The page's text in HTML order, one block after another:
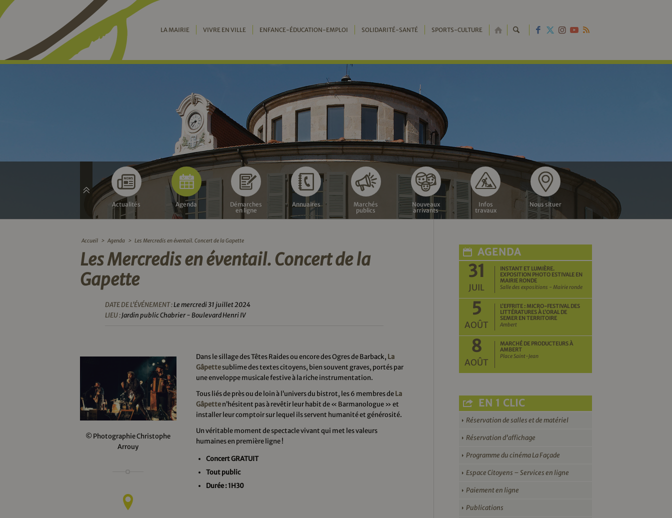
LA MAIRIE VIVRE EN VILLE ENFANCE-ÉDUCATION-EMPLOI SOLIDARITÉ-SANTÉ SPORTS-CULTURE RETOUR
Actualités Agenda
Démarches
en ligne
Annuaires
Marchés
publics
Nouveaux
arrivants
Infos
travaux
Nous situer
Accueil > Agenda > Les Mercredis en éventail. Concert de la Gapette
Les Mercredis en éventail. Concert de la
Gapette
DATE DE L'ÉVÉNEMENT :Le mercredi 31 juillet 2024
LIEU :Jardin public Chabrier - Boulevard Henri IV
© Photographie Christophe
Arrouy
Dans le sillage des Têtes Raides ou encore des Ogres de Barback, La
Gâpettesublime des textes citoyens, bien souvent graves, portés par
une enveloppe musicale festive à la riche instrumentation.
Tous liés de près ou de loin à l’univers du bistrot, les 6 membres deLa
Gâpetten’hésitent pas à revêtir leur habit de « Barmanologue» et
installer leur comptoir sur lequel ils servent humanité et générosité.
Un véritable moment de spectacle vivant qui met les valeurs
humaines en première ligne !
Concert GRATUIT
Tout public
Durée : 1H30
AGENDA
31
JUIL
INSTANT ET LUMIÈRE.
EXPOSITION PHOTO ESTIVALE EN
MAIRIE RONDE
Salle des expositions - Mairie ronde
5
AOÛT
L’EFFRITE : MICRO-FESTIVAL DES
LITTÉRATURES À L’ORAL DE
SEMER EN TERRITOIRE
Ambert
8
AOÛT
MARCHÉ DE PRODUCTEURS À
AMBERT
Place Saint-Jean
EN 1 CLIC
Réservation de salles et de matériel
Réservation d’affichage
Programme du cinéma La Façade
Espace Citoyens – Services en ligne
Paiement en ligne
Publications